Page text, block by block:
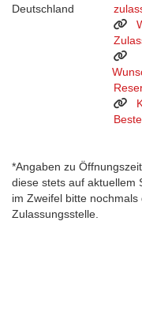
Deutschland
*Angaben zu
diese stets auf aktuellem
im Zweifel bitte
Zulassungsstelle.